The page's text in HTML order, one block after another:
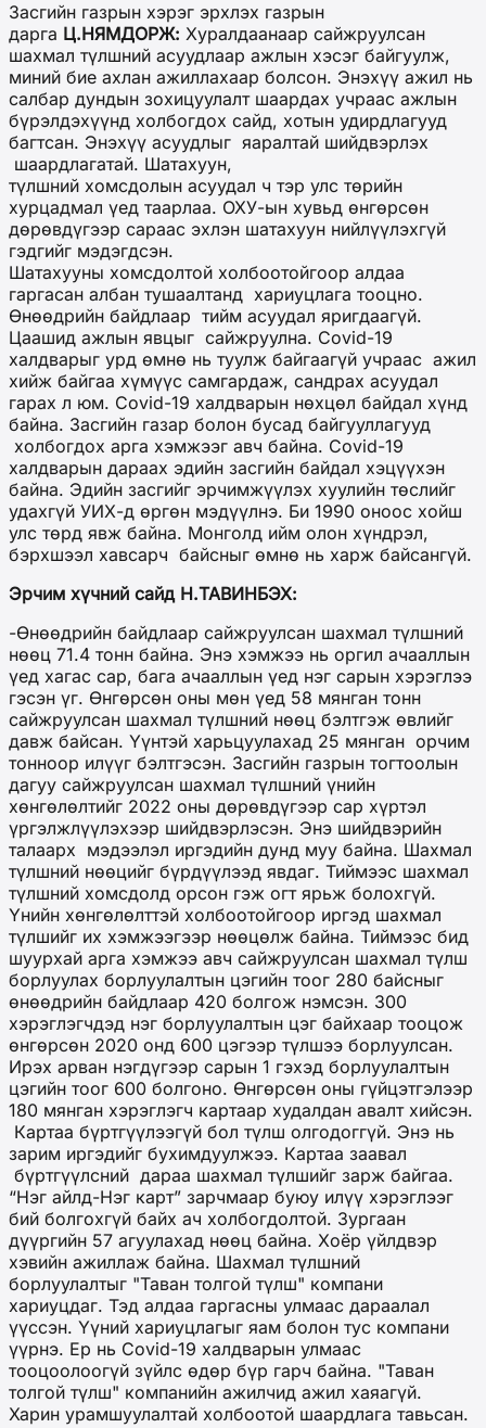
Засгийн газрын хэрэг эрхлэх газрын
дарга Ц.НЯМДОРЖ: Хуралдаанаар сайжруулсан
шахмал түлшний асуудлаар ажлын хэсэг байгуулж,
миний бие ахлан ажиллахаар болсон. Энэхүү ажил нь
салбар дундын зохицуулалт шаардах учраас ажлын
бүрэлдэхүүнд холбогдох сайд, хотын удирдлагууд
багтсан. Энэхүү асуудлыг яаралтай шийдвэрлэх
шаардлагатай. Шатахуун,
түлшний хомсдолын асуудал ч тэр улс төрийн
хурцадмал үед таарлаа. ОХУ-ын хувьд өнгөрсөн
дөрөвдүгээр сараас эхлэн шатахуун нийлүүлэхгүй
гэдгийг мэдэгдсэн.
Шатахууны хомсдолтой холбоотойгоор алдаа
гаргасан албан тушаалтанд хариуцлага тооцно.
Өнөөдрийн байдлаар тийм асуудал яригдаагүй.
Цаашид ажлын явцыг сайжруулна. Covid-19
халдварыг урд өмнө нь туулж байгаагүй учраас ажил
хийж байгаа хүмүүс самгардаж, сандрах асуудал
гарах л юм. Covid-19 халдварын нөхцөл байдал хүнд
байна. Засгийн газар болон бусад байгууллагууд
холбогдох арга хэмжээг авч байна. Covid-19
халдварын дараах эдийн засгийн байдал хэцүүхэн
байна. Эдийн засгийг эрчимжүүлэх хуулийн төслийг
удахгүй УИХ-д өргөн мэдүүлнэ. Би 1990 оноос хойш
улс төрд явж байна. Монголд ийм олон хүндрэл,
бэрхшээл хавсарч байсныг өмнө нь харж байсангүй.
Эрчим хүчний сайд Н.ТАВИНБЭХ:
-Өнөөдрийн байдлаар сайжруулсан шахмал түлшний
нөөц 71.4 тонн байна. Энэ хэмжээ нь оргил ачааллын
үед хагас сар, бага ачааллын үед нэг сарын хэрэглээ
гэсэн үг. Өнгөрсөн оны мөн үед 58 мянган тонн
сайжруулсан шахмал түлшний нөөц бэлтгэж өвлийг
давж байсан. Үүнтэй харьцуулахад 25 мянган орчим
тонноор илүүг бэлтгэсэн. Засгийн газрын тогтоолын
дагуу сайжруулсан шахмал түлшний үнийн
хөнгөлөлтийг 2022 оны дөрөвдүгээр сар хүртэл
үргэлжлүүлэхээр шийдвэрлэсэн. Энэ шийдвэрийн
талаарх мэдээлэл иргэдийн дунд муу байна. Шахмал
түлшний нөөцийг бүрдүүлээд явдаг. Тиймээс шахмал
түлшний хомсдолд орсон гэж огт ярьж болохгүй.
Үнийн хөнгөлөлттэй холбоотойгоор иргэд шахмал
түлшийг их хэмжээгээр нөөцөлж байна. Тиймээс бид
шуурхай арга хэмжээ авч сайжруулсан шахмал түлш
борлуулах борлуулалтын цэгийн тоог 280 байсныг
өнөөдрийн байдлаар 420 болгож нэмсэн. 300
хэрэглэгчдэд нэг борлуулалтын цэг байхаар тооцож
өнгөрсөн 2020 онд 600 цэгээр түлшээ борлуулсан.
Ирэх арван нэгдүгээр сарын 1 гэхэд борлуулалтын
цэгийн тоог 600 болгоно. Өнгөрсөн оны гүйцэтгэлээр
180 мянган хэрэглэгч картаар худалдан авалт хийсэн.
Картаа бүртгүүлээгүй бол түлш олгодоггүй. Энэ нь
зарим иргэдийг бухимдуулжээ. Картаа заавал
бүртгүүлсний дараа шахмал түлшийг зарж байгаа.
“Нэг айлд-Нэг карт” зарчмаар буюу илүү хэрэглээг
бий болгохгүй байх ач холбогдолтой. Зургаан
дүүргийн 57 агуулахад нөөц байна. Хоёр үйлдвэр
хэвийн ажиллаж байна. Шахмал түлшний
борлуулалтыг "Таван толгой түлш" компани
хариуцдаг. Тэд алдаа гаргасны улмаас дараалал
үүссэн. Үүний хариуцлагыг яам болон тус компани
үүрнэ. Ер нь Covid-19 халдварын улмаас
тооцоолоогүй зүйлс өдөр бүр гарч байна. "Таван
толгой түлш" компанийн ажилчид ажил хаяагүй.
Харин урамшуулалтай холбоотой шаардлага тавьсан.